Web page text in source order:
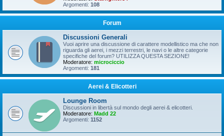
Argomenti: 108
Forum
Discussioni Generali
Vuoi aprire una discussione di carattere modellistico ma che non
riguarda gli aerei, i mezzi terrestri, le navi o le altre categorie
specifiche del forum? UTILIZZA QUESTA SEZIONE!
Moderatore: microciccio
Argomenti: 181
Aerei & Elicotteri
Lounge Room
Discussioni in libertà sul mondo degli aerei & elicotteri.
Moderatore: Madd 22
Argomenti: 1152